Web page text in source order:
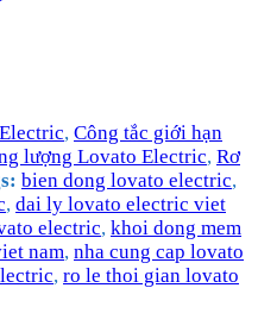
, Công tắc giới hạn
lượng Lovato Electric, Rơ
bien dong lovato electric,
, dai ly lovato electric viet
electric, khoi dong mem
nam, nha cung cap lovato
, ro le thoi gian lovato